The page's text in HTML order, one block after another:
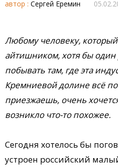
автор : Сергей Еремин
Любому человеку, который
айтишником, хотя бы один
побывать там, где эта
Кремниевой долине всё
приезжаешь, очень
возникло что-то похожее.
Сегодня хотелось бы
устроен российский